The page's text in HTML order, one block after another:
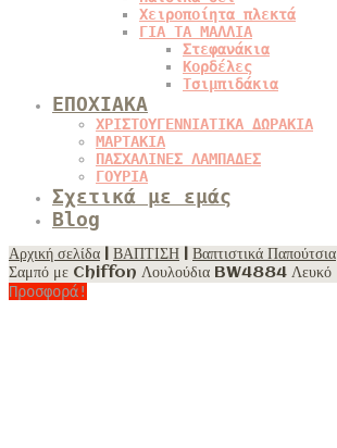
Χειροποίητα πλεκτά
ΓΙΑ ΤΑ ΜΑΛΛΙΑ
Στεφανάκια
Κορδέλες
Τσιμπιδάκια
ΕΠΟΧΙΑΚΑ
ΧΡΙΣΤΟΥΓΕΝΝΙΑΤΙΚΑ ΔΩΡΑΚΙΑ
ΜΑΡΤΑΚΙΑ
ΠΑΣΧΑΛΙΝΕΣ ΛΑΜΠΑΔΕΣ
ΓΟΥΡΙΑ
Σχετικά με εμάς
Blog
Αρχική σελίδα ΒΑΠΤΙΣΗ Βαπτιστικά Παπούτσια
Σαμπό με Chiffon Λουλούδια BW4884 Λευκό
Προσφορά!